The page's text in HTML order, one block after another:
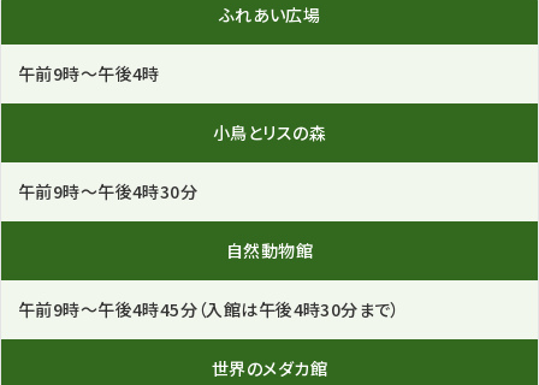
ふれあい広場
午前9時～午後4時
小鳥とリスの森
午前9時～午後4時30分
自然動物館
午前9時～午後4時45分（入館は午後4時30分まで）
世界のメダカ館